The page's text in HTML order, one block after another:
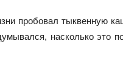
пробовал тыквенную
насколько это